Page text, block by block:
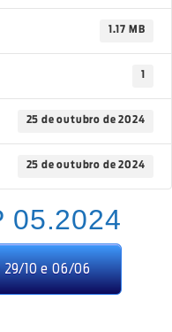
1.17 MB
1
25 de outubro de 2024
25 de outubro de 2024
05.2024
29/10 e 06/06